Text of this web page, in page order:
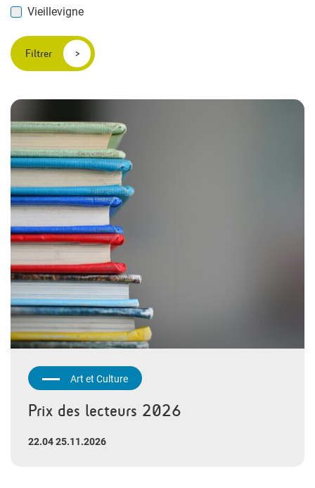
Vieillevigne
Filtrer
Art et Culture
Prix des lecteurs 2026
22.04 25.11.2026